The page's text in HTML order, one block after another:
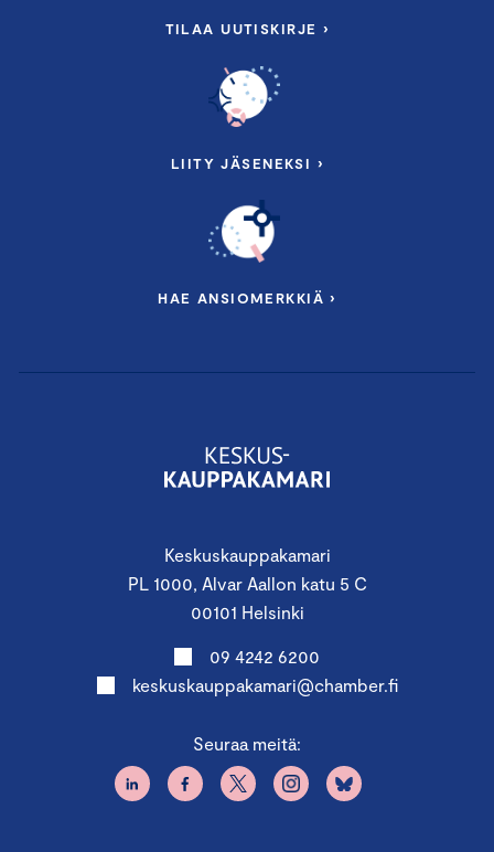
Keskuskauppakamari
PL 1000, Alvar Aallon katu 5 C
00101 Helsinki
09 4242 6200
keskuskauppakamari@chamber.fi
Seuraa meitä:
TILAA UUTISKIRJE ›
LIITY JÄSENEKSI ›
HAE ANSIOMERKKIÄ ›